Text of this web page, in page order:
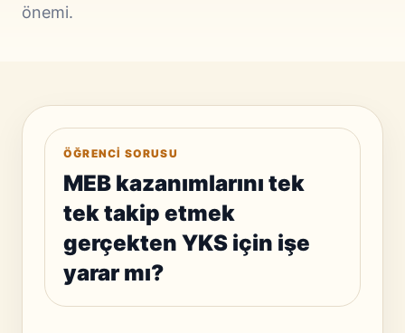
önemi.
ÖĞRENCI SORUSU
MEB kazanımlarını tek
tek takip etmek
gerçekten YKS için işe
yarar mı?